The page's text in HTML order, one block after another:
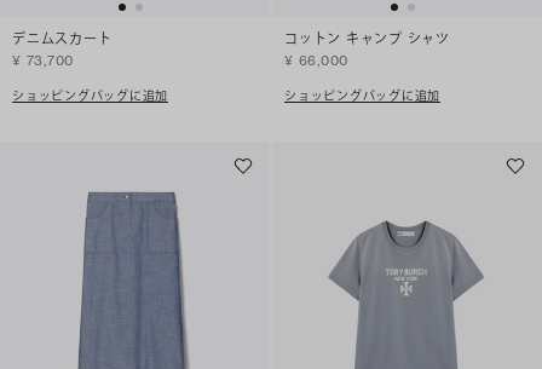
デニムスカート
¥ 73,700
ショッピングバッグに追加
コットン キャンプ シャツ
¥ 66,000
ショッピングバッグに追加